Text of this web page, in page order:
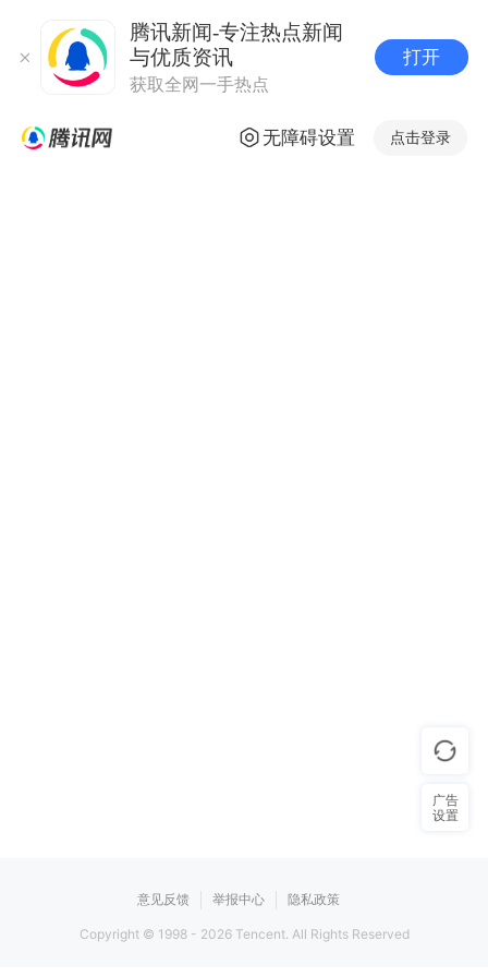
腾讯新闻-专注热点新闻
与优质资讯
获取全网一手热点
打开
无障碍设置 点击登录
意见反馈 举报中心 隐私政策
Copyright © 1998 - 2026Tencent. All Rights Reserved
广告
设置